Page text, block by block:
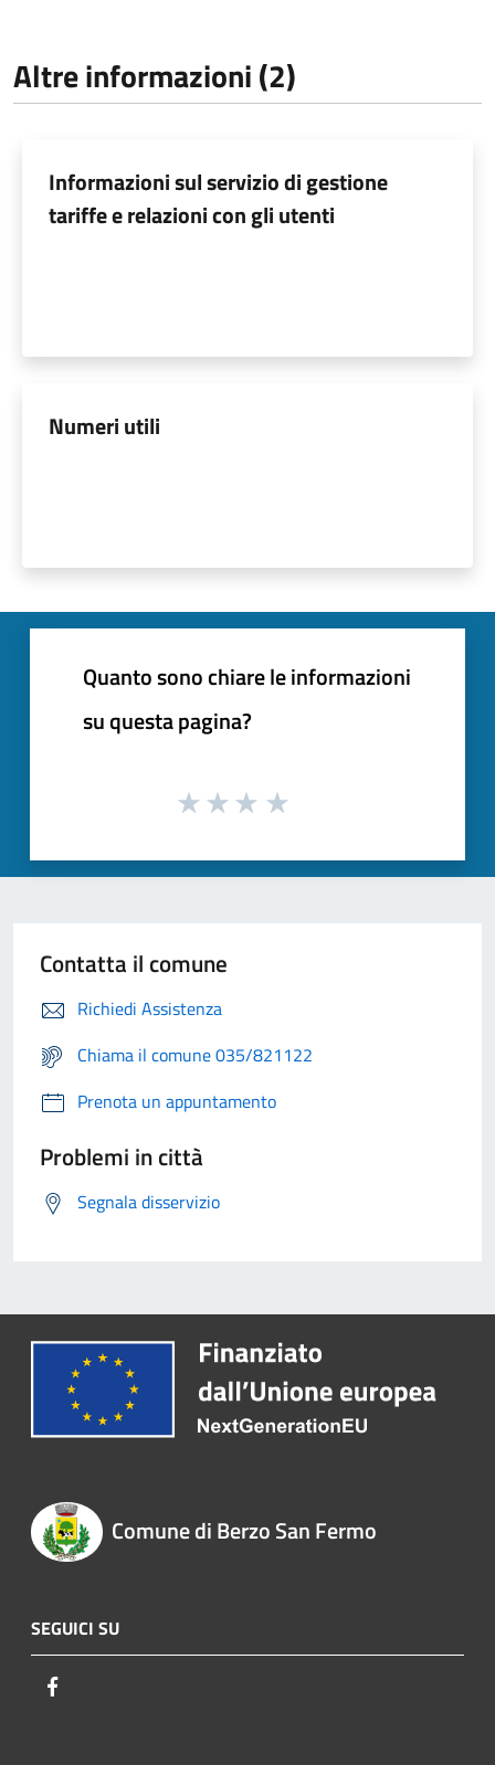
Altre informazioni (2)
Informazioni sul servizio di gestione
tariffe e relazioni con gli utenti
Numeri utili
Quanto sono chiare le informazioni
su questa pagina?
Contatta il comune
Richiedi Assistenza
Chiama il comune 035/821122
Prenota un appuntamento
Problemi in città
Segnala disservizio
Comune di Berzo San Fermo
SEGUICI SU